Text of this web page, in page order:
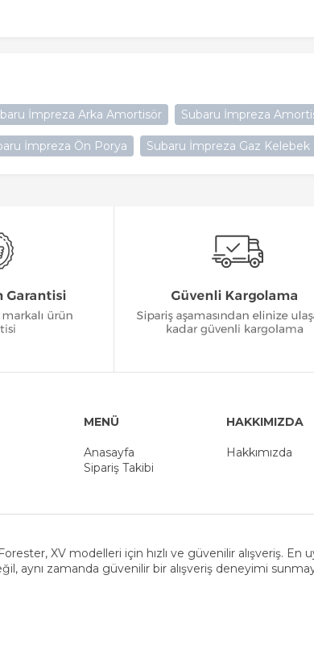
İmpreza Arka Amortisör Subaru İmpreza
İmpreza Ön Porya Subaru İmpreza Gaz Kelebek
MENÜ
Anasayfa
Sipariş Takibi
HAKKIMIZDA
Hakkımızda
XV modelleri için hızlı ve güvenilir alışveriş.
aynı zamanda güvenilir bir alışveriş deneyimi